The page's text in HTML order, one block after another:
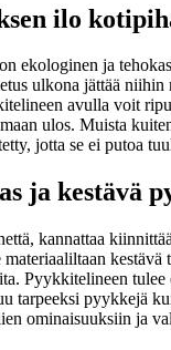
ilo
ekologinen ja
ulkona jättää niihin
avulla voit
ulos. Muista
jotta se ei putoa
ja kestävä
kannattaa
kestävä
Pyykkitelineen
tarpeeksi pyykkejä
ominaisuuksiin ja